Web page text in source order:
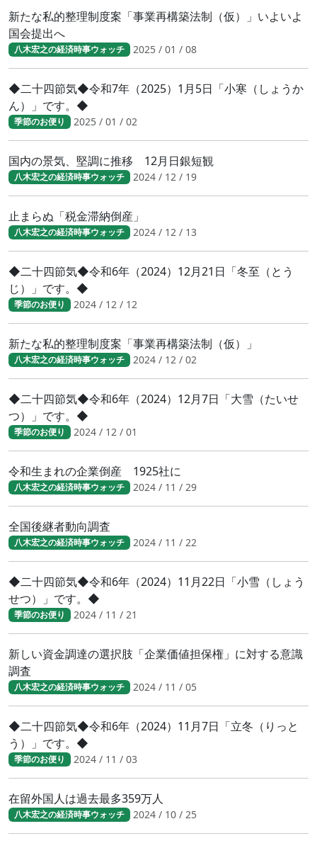
新たな私的整理制度案「事業再構築法制（仮）」いよいよ
国会提出へ
八木宏之の経済時事ウォッチ 2025 / 01 / 08
◆二十四節気◆令和7年（2025）1月5日「小寒（しょうか
ん）」です。◆
季節のお便り 2025 / 01 / 02
国内の景気、堅調に推移 12月日銀短観
八木宏之の経済時事ウォッチ 2024 / 12 / 19
止まらぬ「税金滞納倒産」
八木宏之の経済時事ウォッチ 2024 / 12 / 13
◆二十四節気◆令和6年（2024）12月21日「冬至（とう
じ）」です。◆
季節のお便り 2024 / 12 / 12
新たな私的整理制度案「事業再構築法制（仮）」
八木宏之の経済時事ウォッチ 2024 / 12 / 02
◆二十四節気◆令和6年（2024）12月7日「大雪（たいせ
つ）」です。◆
季節のお便り 2024 / 12 / 01
令和生まれの企業倒産 1925社に
八木宏之の経済時事ウォッチ 2024 / 11 / 29
全国後継者動向調査
八木宏之の経済時事ウォッチ 2024 / 11 / 22
◆二十四節気◆令和6年（2024）11月22日「小雪（しょう
せつ）」です。◆
季節のお便り 2024 / 11 / 21
新しい資金調達の選択肢「企業価値担保権」に対する意識
調査
八木宏之の経済時事ウォッチ 2024 / 11 / 05
◆二十四節気◆令和6年（2024）11月7日「立冬（りっと
う）」です。◆
季節のお便り 2024 / 11 / 03
在留外国人は過去最多359万人
八木宏之の経済時事ウォッチ 2024 / 10 / 25